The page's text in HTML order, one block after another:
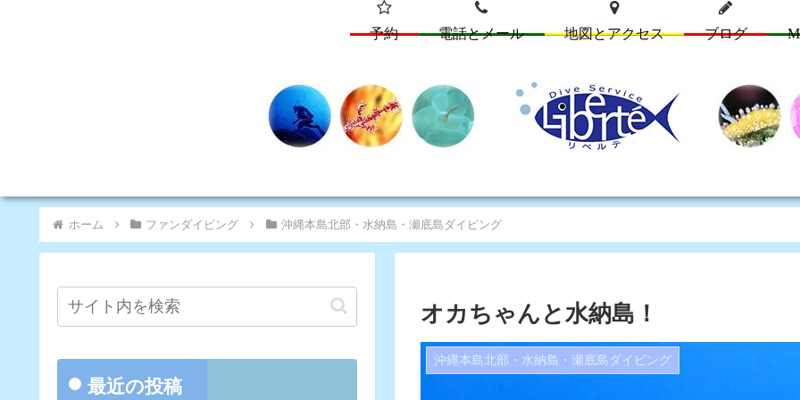
予約 電話とメール 地図とアクセス ブログ
ホーム ファンダイビング 沖縄本島北部・水納島・瀬底島ダイビング
オカちゃんと水納島！
沖縄本島北部・水納島・瀬底島ダイビング
最近の投稿